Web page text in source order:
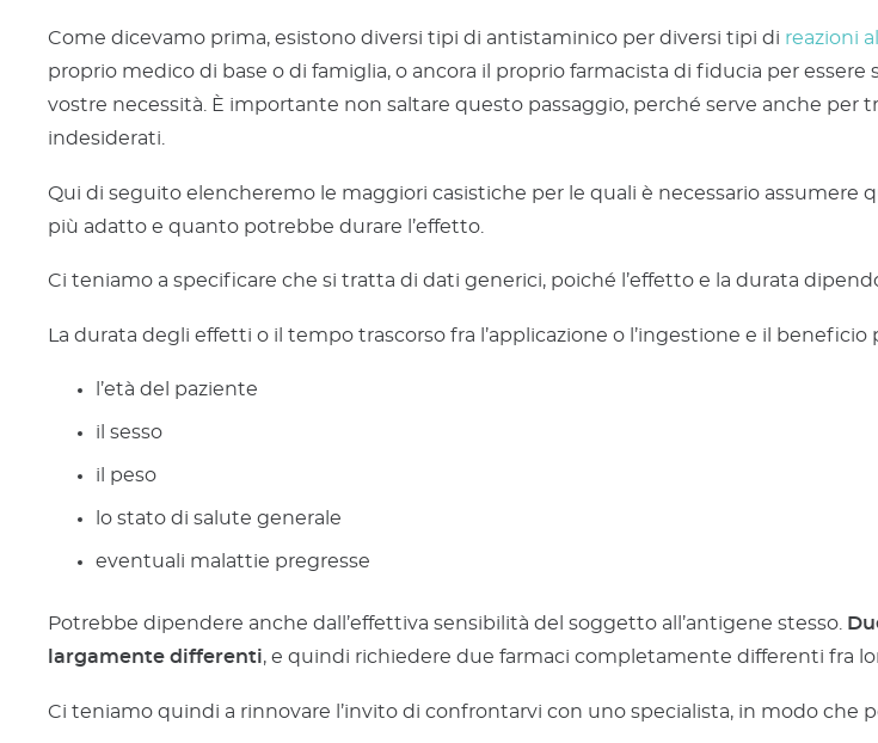
Come dicevamo prima, esistono diversi tipi di antistaminico per diversi tipi di reazioni
proprio medico di base o di famiglia, o ancora il proprio farmacista di fiducia per essere
vostre necessità. È importante non saltare questo passaggio, perché serve anche per
indesiderati.
Qui di seguito elencheremo le maggiori casistiche per le quali è necessario
più adatto e quanto potrebbe durare l’effetto.
Ci teniamo a specificare che si tratta di dati generici, poiché l’effetto e la durata
La durata degli effetti o il tempo trascorso fra l’applicazione o l’ingestione e il
l’età del paziente
il sesso
il peso
lo stato di salute generale
eventuali malattie pregresse
Potrebbe dipendere anche dall’effettiva sensibilità del soggetto all’antigene stesso.
largamente differenti, e quindi richiedere due farmaci completamente differenti fra
Ci teniamo quindi a rinnovare l’invito di confrontarvi con uno specialista, in modo che